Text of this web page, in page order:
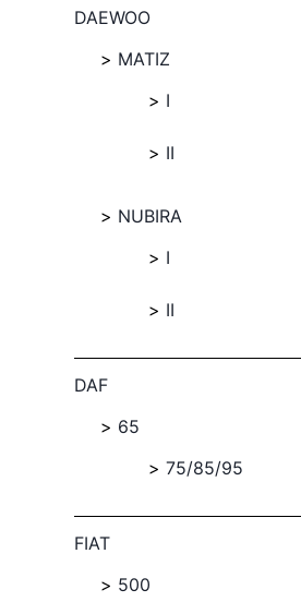
DAEWOO
MATIZ
I
II
NUBIRA
I
II
DAF
65
75/85/95
FIAT
500